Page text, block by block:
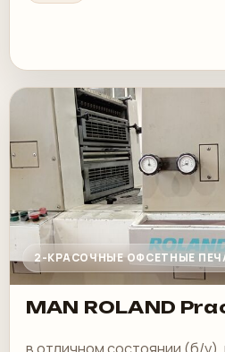
2-КРАСОЧНЫЕ ОФСЕТНЫЕ
MAN ROLAND